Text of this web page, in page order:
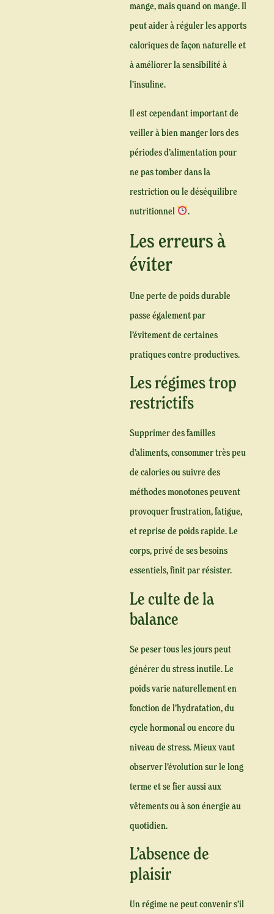
mange, mais quand on mange. Il
peut aider à réguler les apports
caloriques de façon naturelle et
à améliorer la sensibilité à
l’insuline.
Il est cependant important de
veiller à bien manger lors des
périodes d’alimentation pour
ne pas tomber dans la
restriction ou le déséquilibre
nutritionnel
.
Les erreurs à
éviter
Une perte de poids durable
passe également par
l’évitement de certaines
pratiques contre-productives.
Les régimes trop
restrictifs
Supprimer des familles
d’aliments, consommer très peu
de calories ou suivre des
méthodes monotones peuvent
provoquer frustration, fatigue,
et reprise de poids rapide. Le
corps, privé de ses besoins
essentiels, finit par résister.
Le culte de la
balance
Se peser tous les jours peut
générer du stress inutile. Le
poids varie naturellement en
fonction de l’hydratation, du
cycle hormonal ou encore du
niveau de stress. Mieux vaut
observer l’évolution sur le long
terme et se fier aussi aux
vêtements ou à son énergie au
quotidien.
L’absence de
plaisir
Un régime ne peut convenir s’il